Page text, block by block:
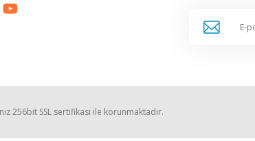
256bit SSL sertifikası ile korunmaktadır.